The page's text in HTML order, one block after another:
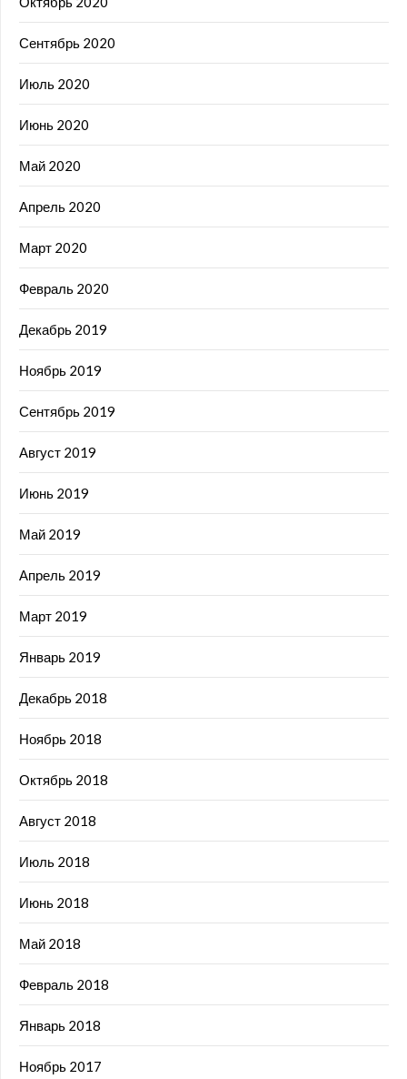
Сентябрь 2020
Июль 2020
Июнь 2020
Май 2020
Апрель 2020
Март 2020
Февраль 2020
Декабрь 2019
Ноябрь 2019
Сентябрь 2019
Август 2019
Июнь 2019
Май 2019
Апрель 2019
Март 2019
Январь 2019
Декабрь 2018
Ноябрь 2018
Октябрь 2018
Август 2018
Июль 2018
Июнь 2018
Май 2018
Февраль 2018
Январь 2018
Ноябрь 2017